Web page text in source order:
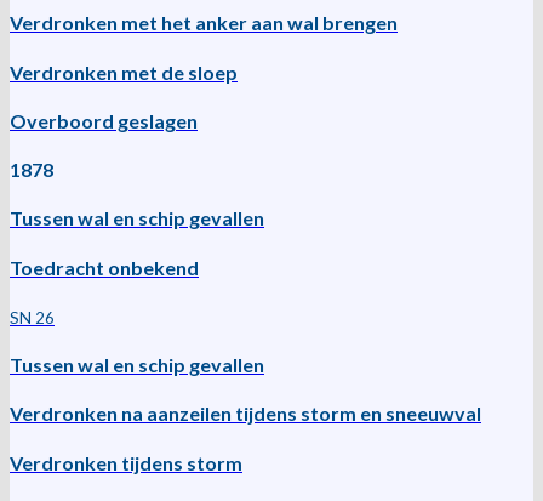
Verdronken met het anker aan wal brengen
Verdronken met de sloep
Overboord geslagen
1878
Tussen wal en schip gevallen
Toedracht onbekend
SN 26
Tussen wal en schip gevallen
Verdronken na aanzeilen tijdens storm en sneeuwval
Verdronken tijdens storm